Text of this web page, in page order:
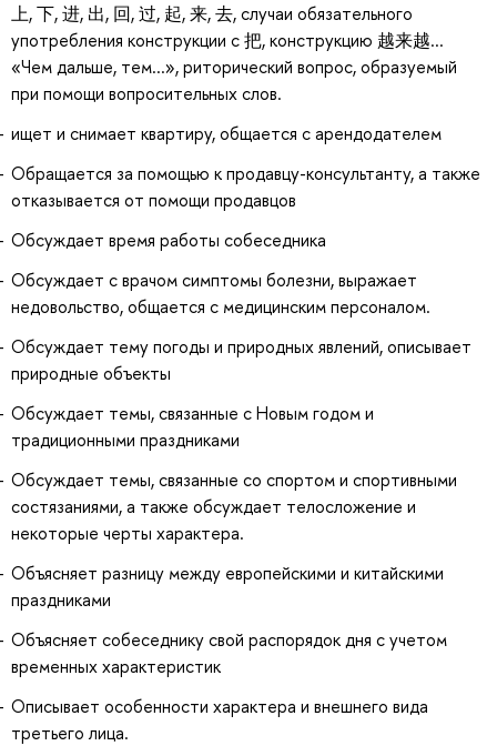
上, 下, 进, 出, 回, 过, 起, 来, 去, случаи обязательного
употребления конструкции с 把, конструкцию 越来越...
«Чем дальше, тем...», риторический вопрос, образуемый
при помощи вопросительных слов.
ищет и снимает квартиру, общается с арендодателем
Обращается за помощью к продавцу-консультанту, а также
отказывается от помощи продавцов
Обсуждает время работы собеседника
Обсуждает с врачом симптомы болезни, выражает
недовольство, общается с медицинским персоналом.
Обсуждает тему погоды и природных явлений, описывает
природные объекты
Обсуждает темы, связанные с Новым годом и
традиционными праздниками
Обсуждает темы, связанные со спортом и спортивными
состязаниями, а также обсуждает телосложение и
некоторые черты характера.
Объясняет разницу между европейскими и китайскими
праздниками
Объясняет собеседнику свой распорядок дня с учетом
временных характеристик
Описывает особенности характера и внешнего вида
третьего лица.